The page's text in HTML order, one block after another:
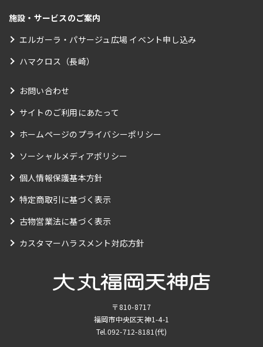
施設・サービスのご案内
エルガーラ・パサージュ広場 イベント申し込み
ハマクロス（長崎）
お問い合わせ
サイトのご利用にあたって
ホームページのプライバシーポリシー
ソーシャルメディアポリシー
個人情報保護基本方針
特定商取引に基づく表示
古物営業法に基づく表示
カスタマーハラスメント対応方針
〒810-8717
福岡市中央区天神1-4-1
Tel.092-712-8181 (代)